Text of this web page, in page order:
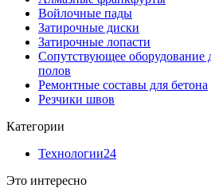
Войлочные пады
Затирочные диски
Затирочные лопасти
Сопутствующее оборудование
полов
Ремонтные составы для бетона
Резчики швов
Категории
Технологии24
Это интересно